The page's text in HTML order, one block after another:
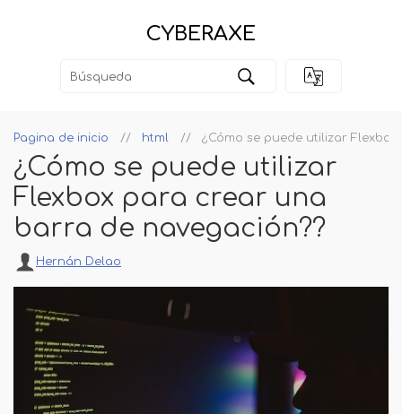
CYBERAXE
Pagina de inicio html ¿Cómo se puede utilizar
¿Cómo se puede utilizar
Flexbox para crear una
barra de navegación??
Hernán Delao